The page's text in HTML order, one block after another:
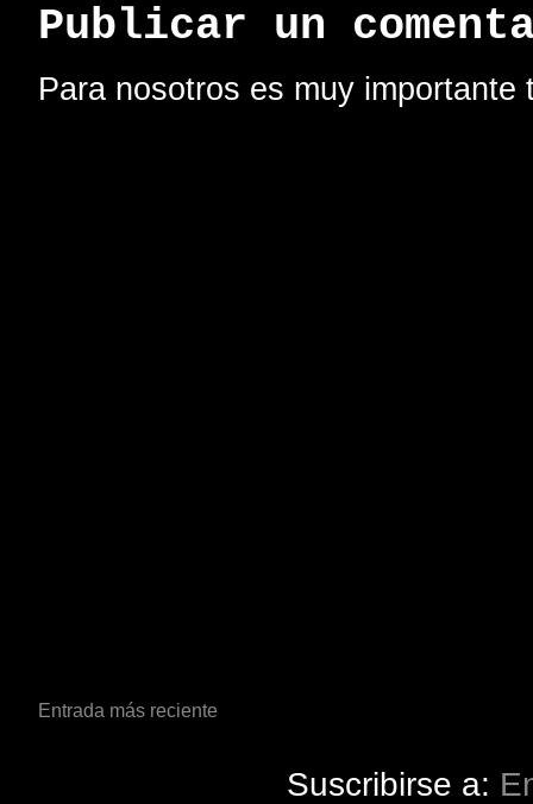
Publicar un
Para nosotros es muy
Entrada más reciente
Suscribirse a: